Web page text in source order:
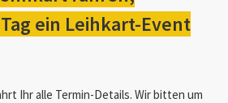
ein Leihkart-Event
Ihr alle Termin-Details. Wir bitten um